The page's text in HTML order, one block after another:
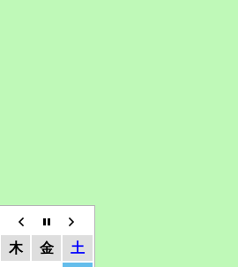
木 金
土